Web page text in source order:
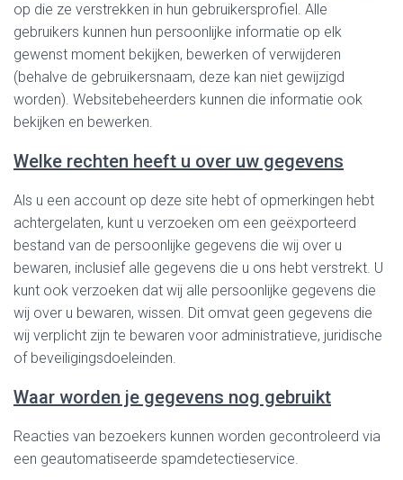
op die ze verstrekken in hun gebruikersprofiel. Alle
gebruikers kunnen hun persoonlijke informatie op elk
gewenst moment bekijken, bewerken of verwijderen
(behalve de gebruikersnaam, deze kan niet gewijzigd
worden). Websitebeheerders kunnen die informatie ook
bekijken en bewerken.
Welke rechten heeft u over uw gegevens
Als u een account op deze site hebt of opmerkingen hebt
achtergelaten, kunt u verzoeken om een ​​geëxporteerd
bestand van de persoonlijke gegevens die wij over u
bewaren, inclusief alle gegevens die u ons hebt verstrekt. U
kunt ook verzoeken dat wij alle persoonlijke gegevens die
wij over u bewaren, wissen. Dit omvat geen gegevens die
wij verplicht zijn te bewaren voor administratieve, juridische
of beveiligingsdoeleinden.
Waar worden je gegevens nog gebruikt
Reacties van bezoekers kunnen worden gecontroleerd via
een geautomatiseerde spamdetectieservice.